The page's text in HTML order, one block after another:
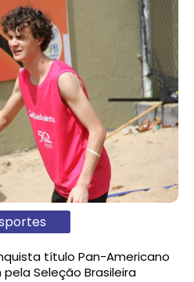
título Pan-Americano
Seleção Brasileira